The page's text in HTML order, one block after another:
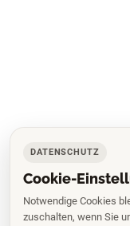
DATENSCHUTZ
Cookie-
Notwendige Cookies
zuschalten, wenn Sie